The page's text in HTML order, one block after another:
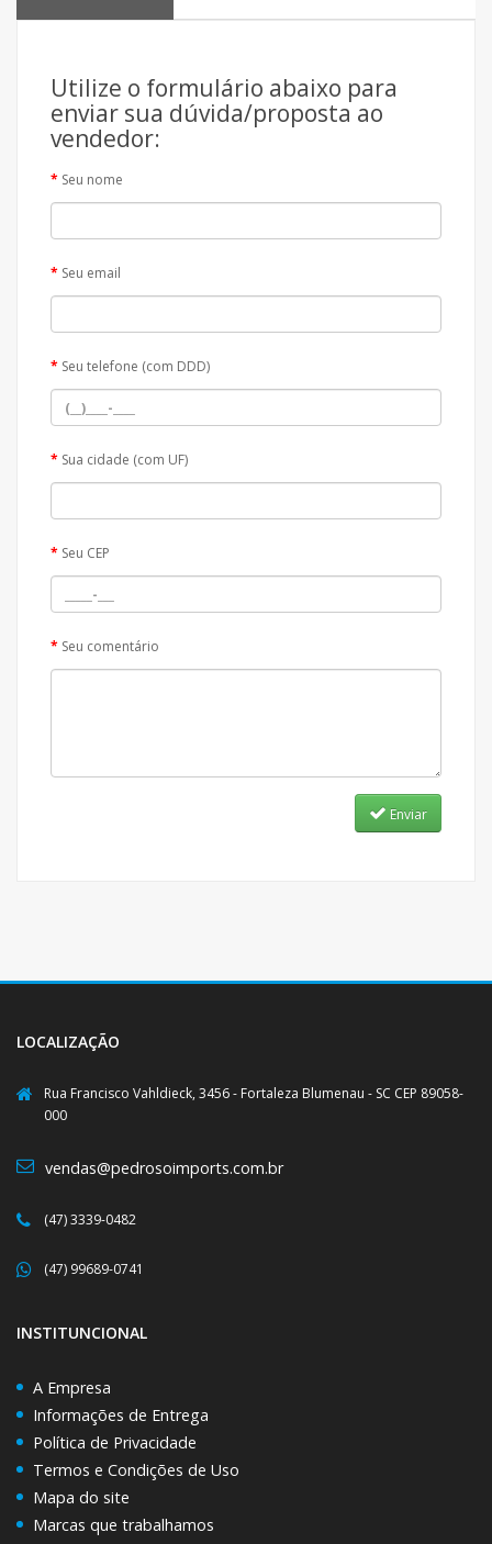
Utilize o formulário abaixo para
enviar sua dúvida/proposta ao
vendedor:
Seu nome
Seu email
Seu telefone (com DDD)
Sua cidade (com UF)
Seu CEP
Seu comentário
Enviar
LOCALIZAÇÃO
Rua Francisco Vahldieck, 3456 - Fortaleza Blumenau - SC CEP 89058-
000
vendas@pedrosoimports.com.br
(47) 3339-0482
(47) 99689-0741
INSTITUNCIONAL
A Empresa
Informações de Entrega
Política de Privacidade
Termos e Condições de Uso
Mapa do site
Marcas que trabalhamos